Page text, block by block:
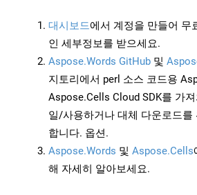
대시보드에서 계정을 만들어 무
인 세부정보를 받으세요.
Aspose.Words GitHub 및
지토리에서 perl 소스 코드용
Aspose.Cells Cloud SDK를 가
일/사용하거나 대체 다운로드를
합니다. 옵션.
Aspose.Words 및 Aspose.Cells
해 자세히 알아보세요.